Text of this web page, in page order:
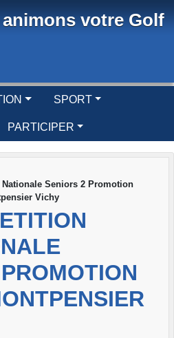
votre Golf
SPORT
PARTICIPER
Seniors 2 Promotion
Vichy